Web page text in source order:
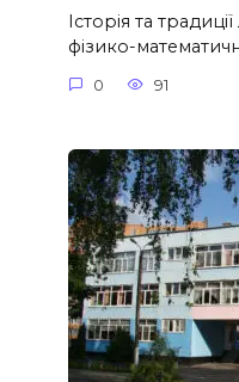
Історія та
фізико-
0 91